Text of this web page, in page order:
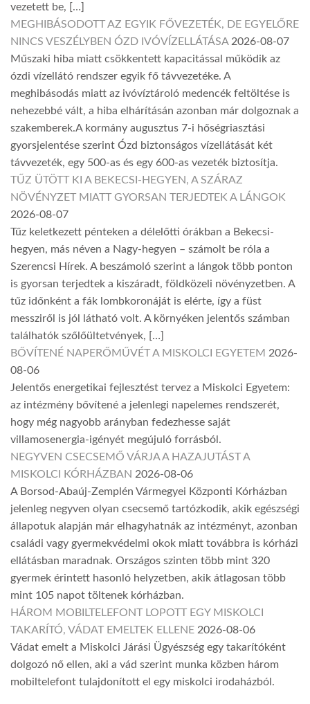
vezetett be, […]
MEGHIBÁSODOTT AZ EGYIK FŐVEZETÉK, DE EGYELŐRE
NINCS VESZÉLYBEN ÓZD IVÓVÍZELLÁTÁSA 2026-08-07
Műszaki hiba miatt csökkentett kapacitással működik az
ózdi vízellátó rendszer egyik fő távvezetéke. A
meghibásodás miatt az ivóvíztároló medencék feltöltése is
nehezebbé vált, a hiba elhárításán azonban már dolgoznak a
szakemberek.A kormány augusztus 7-i hőségriasztási
gyorsjelentése szerint Ózd biztonságos vízellátását két
távvezeték, egy 500-as és egy 600-as vezeték biztosítja.
TŰZ ÜTÖTT KI A BEKECSI-HEGYEN, A SZÁRAZ
NÖVÉNYZET MIATT GYORSAN TERJEDTEK A LÁNGOK
2026-08-07
Tűz keletkezett pénteken a délelőtti órákban a Bekecsi-
hegyen, más néven a Nagy-hegyen – számolt be róla a
Szerencsi Hírek. A beszámoló szerint a lángok több ponton
is gyorsan terjedtek a kiszáradt, földközeli növényzetben. A
tűz időnként a fák lombkoronáját is elérte, így a füst
messziről is jól látható volt. A környéken jelentős számban
találhatók szőlőültetvények, […]
BŐVÍTENÉ NAPERŐMŰVÉT A MISKOLCI EGYETEM 2026-
08-06
Jelentős energetikai fejlesztést tervez a Miskolci Egyetem:
az intézmény bővítené a jelenlegi napelemes rendszerét,
hogy még nagyobb arányban fedezhesse saját
villamosenergia-igényét megújuló forrásból.
NEGYVEN CSECSEMŐ VÁRJA A HAZAJUTÁST A
MISKOLCI KÓRHÁZBAN 2026-08-06
A Borsod-Abaúj-Zemplén Vármegyei Központi Kórházban
jelenleg negyven olyan csecsemő tartózkodik, akik egészségi
állapotuk alapján már elhagyhatnák az intézményt, azonban
családi vagy gyermekvédelmi okok miatt továbbra is kórházi
ellátásban maradnak. Országos szinten több mint 320
gyermek érintett hasonló helyzetben, akik átlagosan több
mint 105 napot töltenek kórházban.
HÁROM MOBILTELEFONT LOPOTT EGY MISKOLCI
TAKARÍTÓ, VÁDAT EMELTEK ELLENE 2026-08-06
Vádat emelt a Miskolci Járási Ügyészség egy takarítóként
dolgozó nő ellen, aki a vád szerint munka közben három
mobiltelefont tulajdonított el egy miskolci irodaházból.